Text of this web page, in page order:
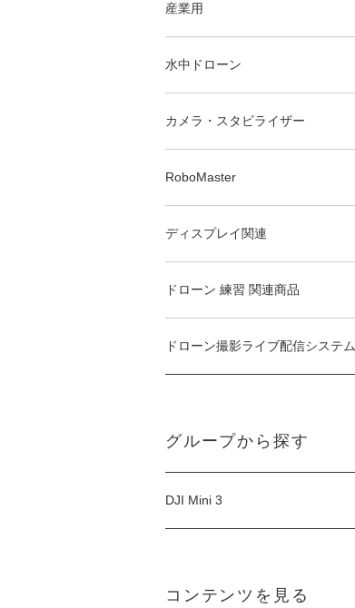
産業用
水中ドローン
カメラ・スタビライザー
RoboMaster
ディスプレイ関連
ドローン 練習 関連商品
ドローン撮影ライブ配信システム
グループから探す
DJI Mini 3
コンテンツを見る